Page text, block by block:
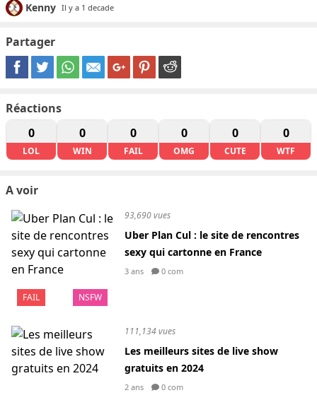
Kenny Il y a 1 decade
Partager
Réactions
0
LOL
0
WIN
0
FAIL
0
OMG
0
CUTE
0
WTF
A voir
FAIL NSFW
93,690 vues
Uber Plan Cul : le site de rencontres
sexy qui cartonne en France
3 ans 0 com
111,134 vues
Les meilleurs sites de live show
gratuits en 2024
2 ans 0 com